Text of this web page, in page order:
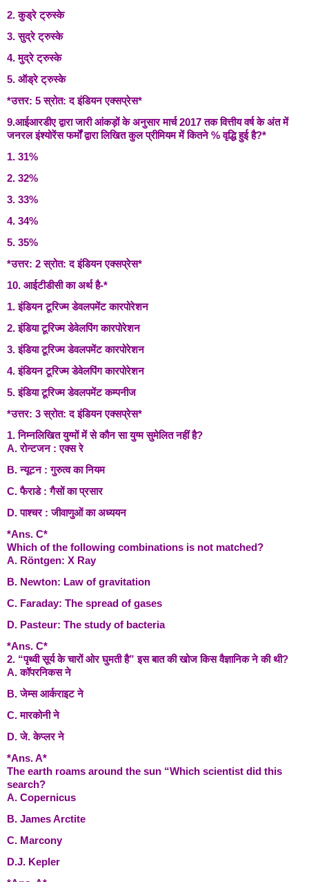
2. कुड्रे ट्रुस्के
3. सुद्रे ट्रुस्के
4. मुद्रे ट्रुस्के
5. ऑड्रे ट्रुस्के
*उत्तर: 5 स्रोत: द इंडियन एक्सप्रेस*
9.आईआरडीए द्वारा जारी आंकड़ों के अनुसार मार्च 2017 तक वित्तीय वर्ष के अंत में
जनरल इंश्योरेंस फर्मों द्वारा लिखित कुल प्रीमियम में कितने % वृद्धि हुई है?*
1. 31%
2. 32%
3. 33%
4. 34%
5. 35%
*उत्तर: 2 स्रोत: द इंडियन एक्सप्रेस*
10. आईटीडीसी का अर्थ है-*
1. इंडियन टूरिज्म डेवलपमेंट कारपोरेशन
2. इंडिया टूरिज्म डेवेलपिंग कारपोरेशन
3. इंडिया टूरिज्म डेवलपमेंट कारपोरेशन
4. इंडियन टूरिज्म डेवेलपिंग कारपोरेशन
5. इंडिया टूरिज्म डेवलपमेंट कम्पनीज
*उत्तर: 3 स्रोत: द इंडियन एक्सप्रेस*
1. निम्नलिखित युग्मों में से कौन सा युग्म सुमेलित नहीं है?
A. रोन्टजन : एक्स रे
B. न्यूटन : गुरुत्व का नियम
C. फैराडे : गैसों का प्रसार
D. पाश्चर : जीवाणुओं का अध्ययन
*Ans. C*
Which of the following combinations is not matched?
A. Röntgen: X Ray
B. Newton: Law of gravitation
C. Faraday: The spread of gases
D. Pasteur: The study of bacteria
*Ans. C*
2. “पृथ्वी सूर्य के चारों ओर घुमती है” इस बात की खोज किस वैज्ञानिक ने की थी?
A. कॉपरनिकस ने
B. जेम्स आर्कराइट ने
C. मारकोनी ने
D. जे. केप्लर ने
*Ans. A*
The earth roams around the sun “Which scientist did this
search?
A. Copernicus
B. James Arctite
C. Marcony
D.J. Kepler